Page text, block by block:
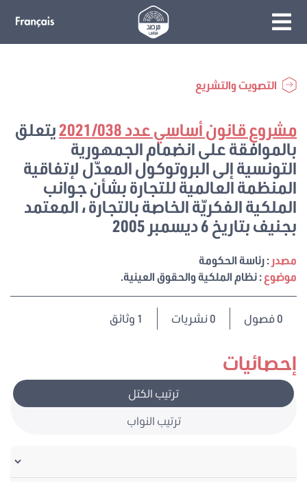
التصويت والتشريع
إحصائيات
ترتيب الكتل
ترتيب النواب
مشروع قانون أساسي عدد 2021/038
يتعلق
بالموافقة على انضمام الجمهورية
التونسية إلى البروتوكول المعدّل لإتفاقية
المنظمة العالمية للتجارة بشأن جوانب
الملكية الفكريّة الخاصة بالتجارة ، المعتمد
بجنيف بتاريخ 6 ديسمبر 2005
مصدر : رئاسة الحكومة
موضوع: نظام الملكية والحقوق العينية.
0فصول 0 نشريات 1 وثائق